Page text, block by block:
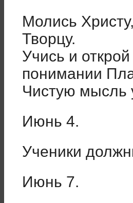
Молись
Творцу.
Учись и
понимании
Чистую мысль
Июнь 4.
Ученики
Июнь 7.